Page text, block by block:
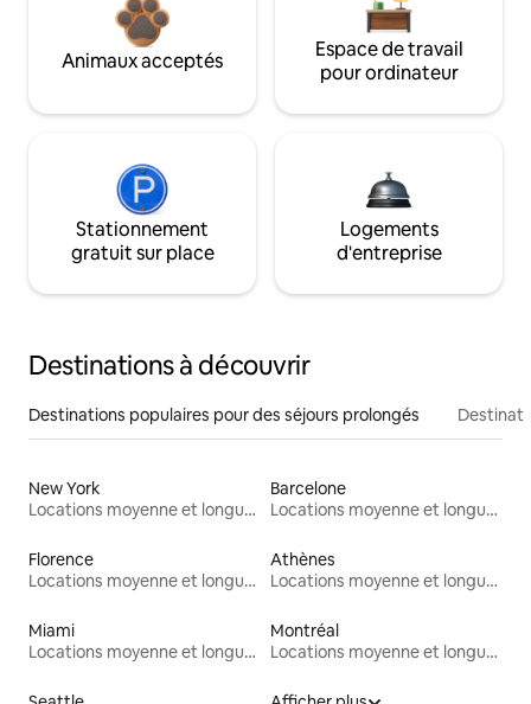
Animaux acceptés
Espace de travail
pour ordinateur
Stationnement
gratuit sur place
Logements
d'entreprise
Destinations à découvrir
Destinations populaires pour des séjours prolongés
New York
Locations moyenne et longue durée
Barcelone
Locations moyenne et longue durée
Florence
Locations moyenne et longue durée
Athènes
Locations moyenne et longue durée
Miami
Locations moyenne et longue durée
Montréal
Locations moyenne et longue durée